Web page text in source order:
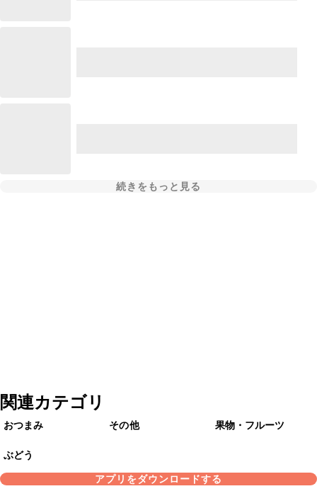
続きをもっと見る
関連カテゴリ
おつまみ その他 果物・フルーツ
ぶどう
アプリをダウンロードする